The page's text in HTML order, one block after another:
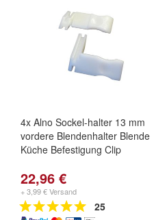
4x Alno Sockel-halter 13 mm
vordere Blendenhalter Blende
Küche Befestigung Clip
22,96 €
+ 3,99 € Versand
25